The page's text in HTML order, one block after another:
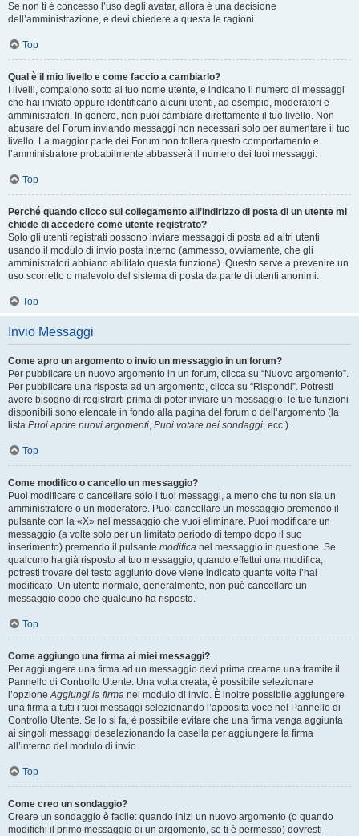
Se non ti è concesso l’uso degli avatar, allora è una decisione
dell’amministrazione, e devi chiedere a questa le ragioni.
Top
Qual è il mio livello e come faccio a cambiarlo?
I livelli, compaiono sotto al tuo nome utente, e indicano il numero di messaggi
che hai inviato oppure identificano alcuni utenti, ad esempio, moderatori e
amministratori. In genere, non puoi cambiare direttamente il tuo livello. Non
abusare del Forum inviando messaggi non necessari solo per aumentare il tuo
livello. La maggior parte dei Forum non tollera questo comportamento e
l’amministratore probabilmente abbasserà il numero dei tuoi messaggi.
Top
Perché quando clicco sul collegamento all’indirizzo di posta di un utente mi
chiede di accedere come utente registrato?
Solo gli utenti registrati possono inviare messaggi di posta ad altri utenti
usando il modulo di invio posta interno (ammesso, ovviamente, che gli
amministratori abbiano abilitato questa funzione). Questo serve a prevenire un
uso scorretto o malevolo del sistema di posta da parte di utenti anonimi.
Top
Invio Messaggi
Come apro un argomento o invio un messaggio in un forum?
Per pubblicare un nuovo argomento in un forum, clicca su “Nuovo argomento”.
Per pubblicare una risposta ad un argomento, clicca su “Rispondi”. Potresti
avere bisogno di registrarti prima di poter inviare un messaggio: le tue funzioni
disponibili sono elencate in fondo alla pagina del forum o dell’argomento (la
lista Puoi aprire nuovi argomenti, Puoi votare nei sondaggi, ecc.).
Top
Come modifico o cancello un messaggio?
Puoi modificare o cancellare solo i tuoi messaggi, a meno che tu non sia un
amministratore o un moderatore. Puoi cancellare un messaggio premendo il
pulsante con la «X» nel messaggio che vuoi eliminare. Puoi modificare un
messaggio (a volte solo per un limitato periodo di tempo dopo il suo
inserimento) premendo il pulsante modifica nel messaggio in questione. Se
qualcuno ha già risposto al tuo messaggio, quando effettui una modifica,
potresti trovare del testo aggiunto dove viene indicato quante volte l’hai
modificato. Un utente normale, generalmente, non può cancellare un
messaggio dopo che qualcuno ha risposto.
Top
Come aggiungo una firma ai miei messaggi?
Per aggiungere una firma ad un messaggio devi prima crearne una tramite il
Pannello di Controllo Utente. Una volta creata, è possibile selezionare
l’opzioneAggiungi la firma nel modulo di invio. È inoltre possibile aggiungere
una firma a tutti i tuoi messaggi selezionando l’apposita voce nel Pannello di
Controllo Utente. Se lo si fa, è possibile evitare che una firma venga aggiunta
ai singoli messaggi deselezionando la casella per aggiungere la firma
all’interno del modulo di invio.
Top
Come creo un sondaggio?
Creare un sondaggio è facile: quando inizi un nuovo argomento (o quando
modifichi il primo messaggio di un argomento, se ti è permesso) dovresti